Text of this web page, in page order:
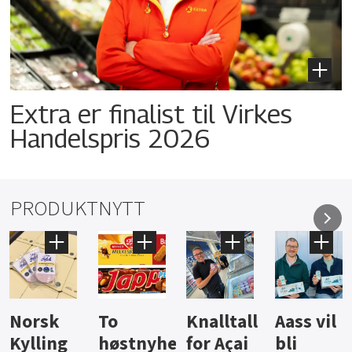
Extra er finalist til Virkes
Handelspris 2026
PRODUKTNYTT
Knalltall
for Açai
Aass vil
bli
Brus og
jus fra
Hard
iste fra